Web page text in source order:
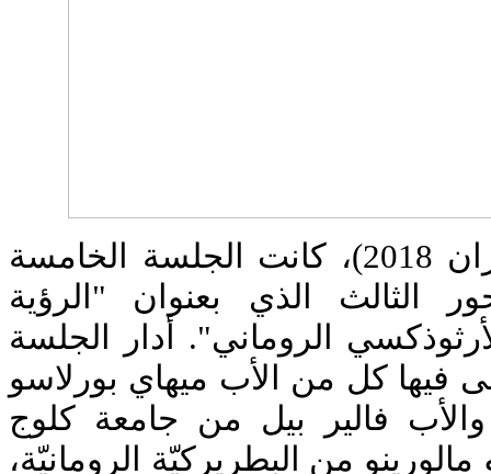
في اليوم الثالث (9 حزيران 2018)، كانت الجلسة الخامسة
الثالث الذي بعنوان "الرؤية
الروماني". أدار الجلسة
فيها كل من الأب ميهاي بورلاسو
فالير بيل من جامعة كلوج
مالورينو من البطريركيّة الرومانيّة،